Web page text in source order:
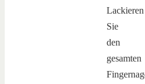
Lackieren
Sie
den
gesamten